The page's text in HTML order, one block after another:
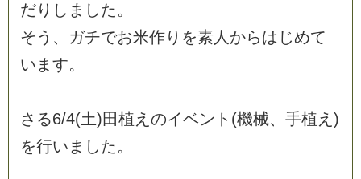
だり し ま した。
そ う 、 ガチでお米作り を素人 からは じめて
い ま す。
さ る6/4(土)田植え のイベン ト (機械、 手植え )
を行い ま した。